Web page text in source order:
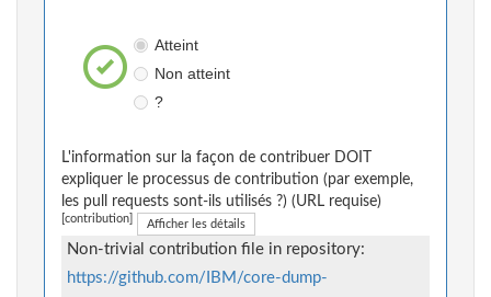
Atteint
Non atteint
?
L'information sur la façon de contribuer DOIT
expliquer le processus de contribution (par exemple,
les pull requests sont-ils utilisés ?) (URL requise)
[contribution] Afficher les détails
Non-trivial contribution file in repository:
https://github.com/IBM/core-dump-